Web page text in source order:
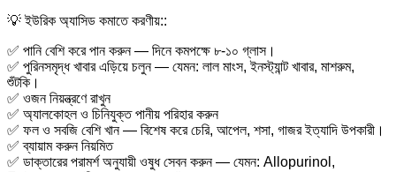
💡 ইউরিক অ্যাসিড কমাতে করণীয়::
✅ পানি বেশি করে পান করুন — দিনে কমপক্ষে ৮-১০ গ্লাস।
✅ পুরিনসমৃদ্ধ খাবার এড়িয়ে চলুন — যেমন: লাল মাংস, ইনস্ট্যান্ট খাবার, মাশরুম,
শুঁটকি।
✅ ওজন নিয়ন্ত্রণে রাখুন
✅ অ্যালকোহল ও চিনিযুক্ত পানীয় পরিহার করুন
✅ ফল ও সবজি বেশি খান — বিশেষ করে চেরি, আপেল, শসা, গাজর ইত্যাদি উপকারী।
✅ ব্যায়াম করুন নিয়মিত
✅ ডাক্তারের পরামর্শ অনুযায়ী ওষুধ সেবন করুন — যেমন: Allopurinol,